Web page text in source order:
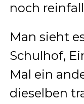
noch
Man sieht
Schulhof,
Mal ein
dieselben